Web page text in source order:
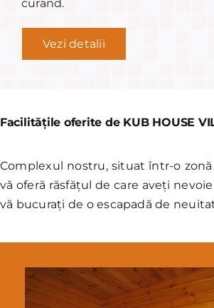
curand.
Vezi detalii
Facilitățile oferite de KUB HOUSE
Complexul nostru, situat într-o
vă oferă răsfățul de care aveți
vă bucurați de o escapadă de